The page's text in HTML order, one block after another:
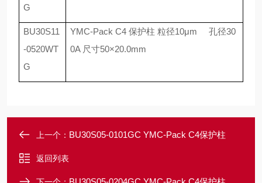
G
BU30S11
-0520WT
G
YMC-Pack C4 保护柱 粒径10μm 孔径30
0A 尺寸50×20.0mm
上一个： BU30S05-0101GC YMC-Pack C4保护柱
返回列表